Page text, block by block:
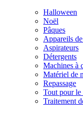
Halloween
Noël
Pâques
Appareils
Aspirateurs
Détergents
Machines à
Matériel de
Repassage
Tout pour le
Traitement